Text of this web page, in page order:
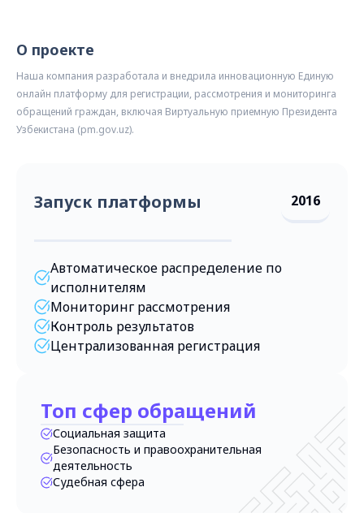
О проекте
Наша компания разработала и внедрила инновационную Единую
онлайн платформу для регистрации, рассмотрения и мониторинга
обращений граждан, включая Виртуальную приемную Президента
Узбекистана (pm.gov.uz).
Запуск платформы 2016
Автоматическое распределение по
исполнителям
Мониторинг рассмотрения
Контроль результатов
Централизованная регистрация
Топ сфер обращений
Социальная защита
Безопасность и правоохранительная
деятельность
Судебная сфера